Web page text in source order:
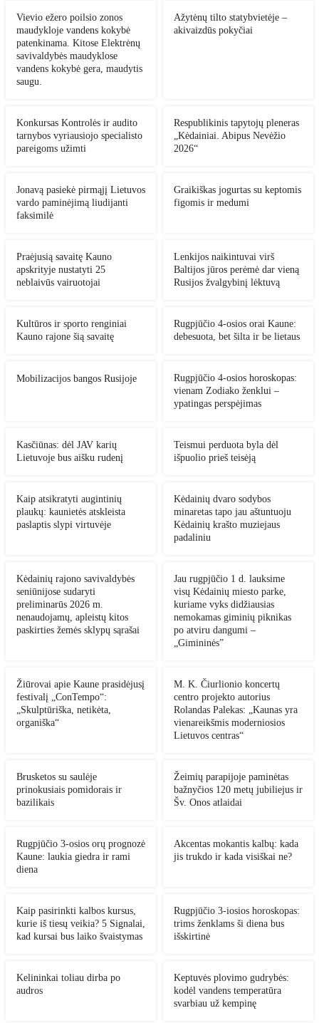
Vievio ežero poilsio zonos
maudykloje vandens kokybė
patenkinama. Kitose Elektrėnų
savivaldybės maudyklose
vandens kokybė gera, maudytis
saugu.
Ažytėnų tilto statybvietėje –
akivaizdūs pokyčiai
Konkursas Kontrolės ir audito
tarnybos vyriausiojo specialisto
pareigoms užimti
Respublikinis tapytojų pleneras
„Kėdainiai. Abipus Nevėžio
2026“
Jonavą pasiekė pirmąjį Lietuvos
vardo paminėjimą liudijanti
faksimilė
Graikiškas jogurtas su keptomis
figomis ir medumi
Praėjusią savaitę Kauno
apskrityje nustatyti 25
neblaivūs vairuotojai
Lenkijos naikintuvai virš
Baltijos jūros perėmė dar vieną
Rusijos žvalgybinį lėktuvą
Kultūros ir sporto renginiai
Kauno rajone šią savaitę
Rugpjūčio 4-osios orai Kaune:
debesuota, bet šilta ir be lietaus
Mobilizacijos bangos Rusijoje
Rugpjūčio 4-osios horoskopas:
vienam Zodiako ženklui –
ypatingas perspėjimas
Kasčiūnas: dėl JAV karių
Lietuvoje bus aišku rudenį
Teismui perduota byla dėl
išpuolio prieš teisėją
Kaip atsikratyti augintinių
plaukų: kaunietės atskleista
paslaptis slypi virtuvėje
Kėdainių dvaro sodybos
minaretas tapo jau aštuntuoju
Kėdainių krašto muziejaus
padaliniu
Kėdainių rajono savivaldybės
seniūnijose sudaryti
preliminarūs 2026 m.
nenaudojamų, apleistų kitos
paskirties žemės sklypų sąrašai
Jau rugpjūčio 1 d. lauksime
visų Kėdainių miesto parke,
kuriame vyks didžiausias
nemokamas giminių piknikas
po atviru dangumi –
„Gimininės”
Žiūrovai apie Kaune prasidėjusį
festivalį „ConTempo“:
„Skulptūriška, netikėta,
organiška“
M. K. Čiurlionio koncertų
centro projekto autorius
Rolandas Palekas: „Kaunas yra
vienareikšmis moderniosios
Lietuvos centras“
Brusketos su saulėje
prinokusiais pomidorais ir
bazilikais
Žeimių parapijoje paminėtas
bažnyčios 120 metų jubiliejus ir
Šv. Onos atlaidai
Rugpjūčio 3-osios orų prognozė
Kaune: laukia giedra ir rami
diena
Akcentas mokantis kalbų: kada
jis trukdo ir kada visiškai ne?
Kaip pasirinkti kalbos kursus,
kurie iš tiesų veikia? 5 Signalai,
kad kursai bus laiko švaistymas
Rugpjūčio 3-iosios horoskopas:
trims ženklams ši diena bus
išskirtinė
Kelininkai toliau dirba po
audros
Keptuvės plovimo gudrybės:
kodėl vandens temperatūra
svarbiau už kempinę